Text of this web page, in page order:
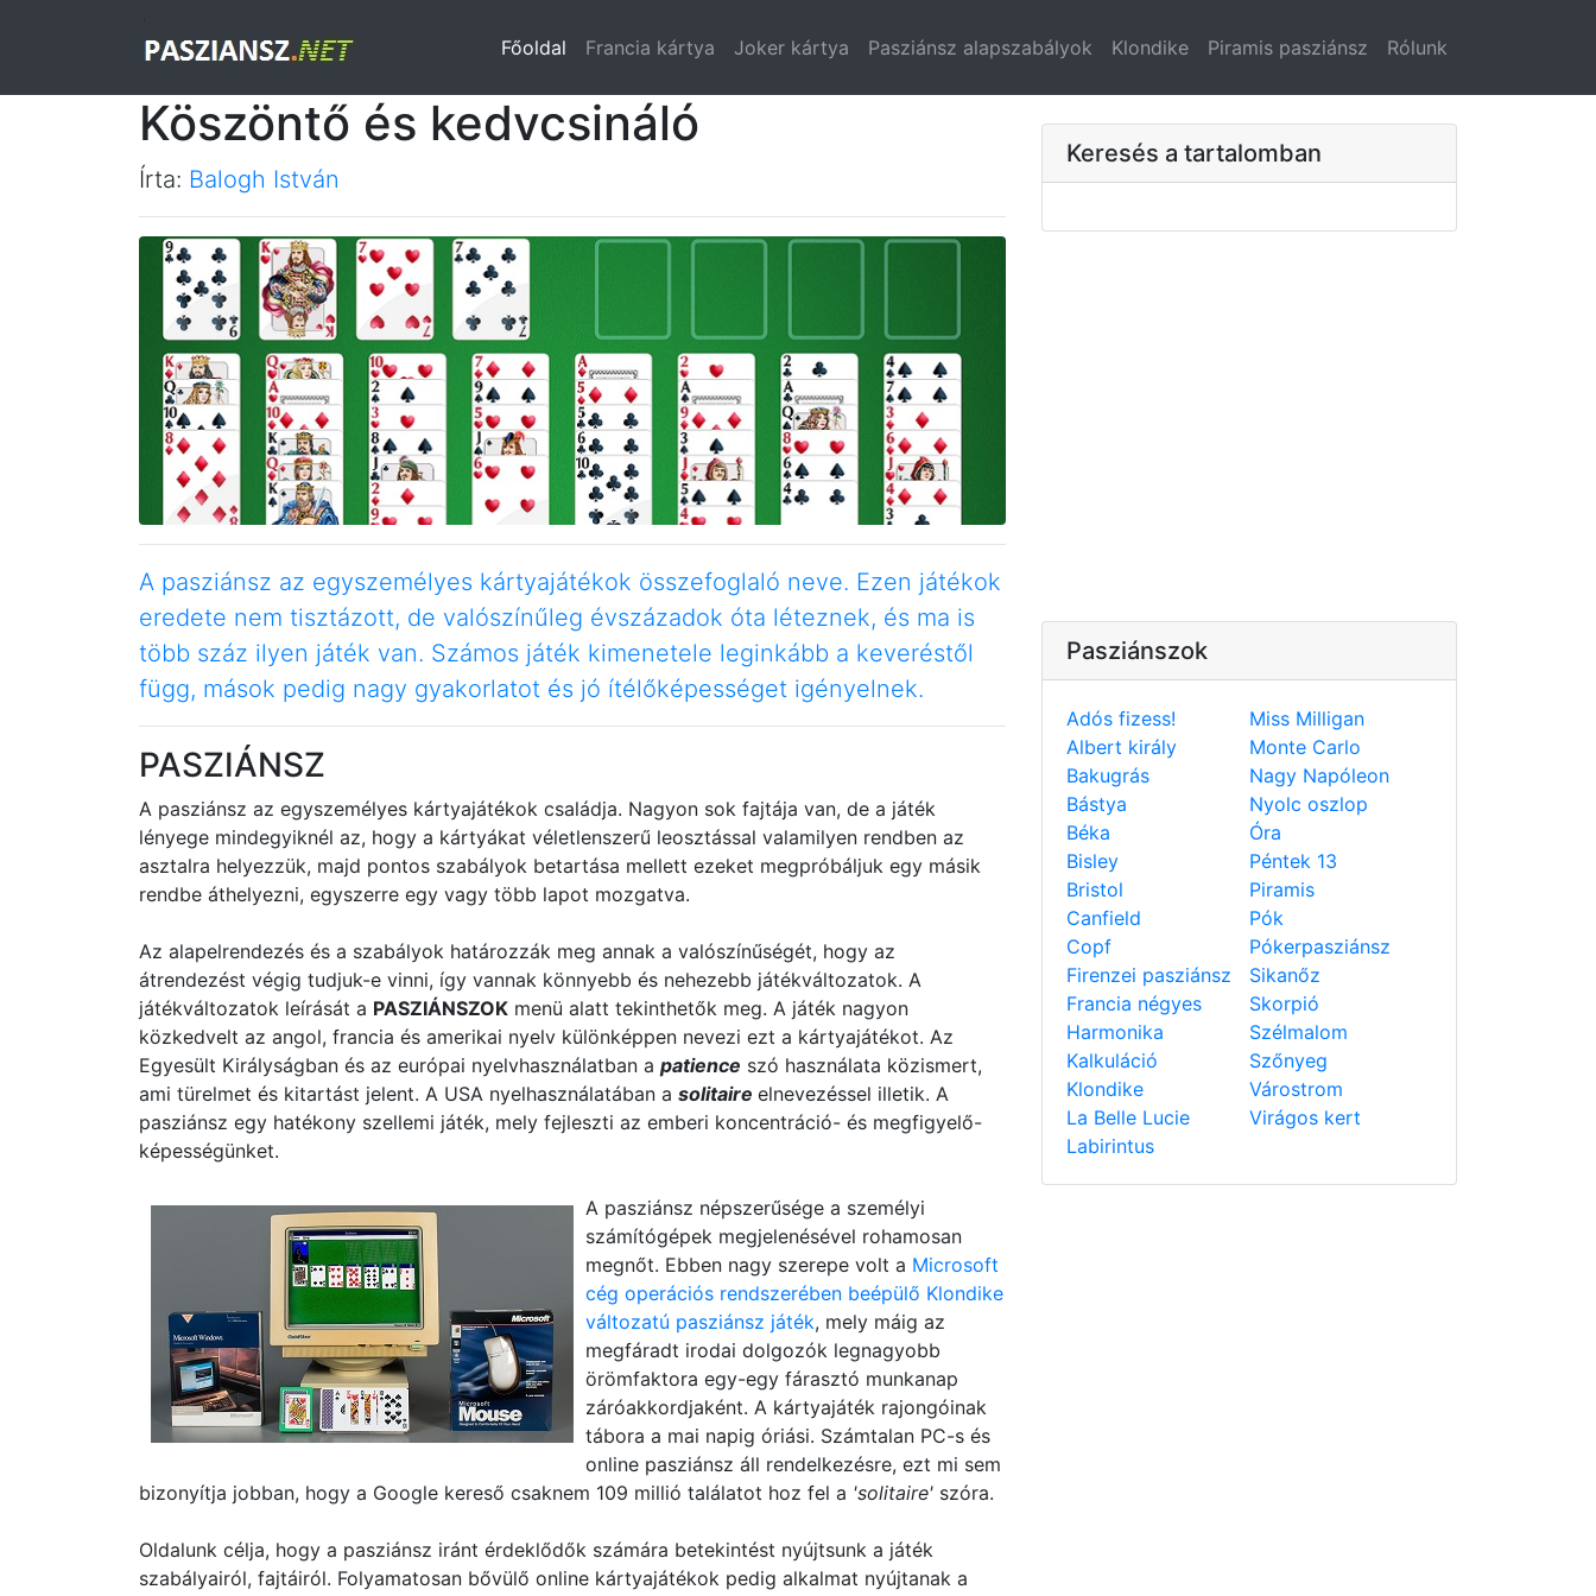
Főoldal Francia kártya Joker kártya Pasziánsz alapszabályok Klondike Piramis pasziánsz Rólunk
Köszöntő és kedvcsináló
Írta: Balogh István
A pasziánsz az egyszemélyes kártyajátékok összefoglaló neve. Ezen játékok
eredete nem tisztázott, de valószínűleg évszázadok óta léteznek, és ma is
több száz ilyen játék van. Számos játék kimenetele leginkább a keveréstől
függ, mások pedig nagy gyakorlatot és jó ítélőképességet igényelnek.
PASZIÁNSZ
A pasziánsz az egyszemélyes kártyajátékok családja. Nagyon sok fajtája van, de a játék
lényege mindegyiknél az, hogy a kártyákat véletlenszerű leosztással valamilyen rendben az
asztalra helyezzük, majd pontos szabályok betartása mellett ezeket megpróbáljuk egy másik
rendbe áthelyezni, egyszerre egy vagy több lapot mozgatva.
Az alapelrendezés és a szabályok határozzák meg annak a valószínűségét, hogy az
átrendezést végig tudjuk-e vinni, így vannak könnyebb és nehezebb játékváltozatok. A
játékváltozatok leírását a PASZIÁNSZOK menü alatt tekinthetők meg. A játék nagyon
közkedvelt az angol, francia és amerikai nyelv különképpen nevezi ezt a kártyajátékot. Az
Egyesült Királyságban és az európai nyelvhasználatban a patience szó használata közismert,
ami türelmet és kitartást jelent. A USA nyelhasználatában a solitaire elnevezéssel illetik. A
pasziánsz egy hatékony szellemi játék, mely fejleszti az emberi koncentráció- és megfigyelő-
képességünket.
A pasziánsz népszerűsége a személyi
számítógépek megjelenésével rohamosan
megnőt. Ebben nagy szerepe volt a Microsoft
cég operációs rendszerében beépülő Klondike
változatú pasziánsz játék, mely máig az
megfáradt irodai dolgozók legnagyobb
örömfaktora egy-egy fárasztó munkanap
záróakkordjaként. A kártyajáték rajongóinak
tábora a mai napig óriási. Számtalan PC-s és
online pasziánsz áll rendelkezésre, ezt mi sem
bizonyítja jobban, hogy a Google kereső csaknem 109 millió találatot hoz fel a 'solitaire' szóra.
Oldalunk célja, hogy a pasziánsz iránt érdeklődők számára betekintést nyújtsunk a játék
szabályairól, fajtáiról. Folyamatosan bővülő online kártyajátékok pedig alkalmat nyújtanak a
Keresés a tartalomban
Pasziánszok
Adós fizess!
Albert király
Bakugrás
Bástya
Béka
Bisley
Bristol
Canfield
Copf
Firenzei pasziánsz
Francia négyes
Harmonika
Kalkuláció
Klondike
La Belle Lucie
Labirintus
Miss Milligan
Monte Carlo
Nagy Napóleon
Nyolc oszlop
Óra
Péntek 13
Piramis
Pók
Pókerpasziánsz
Sikanőz
Skorpió
Szélmalom
Szőnyeg
Várostrom
Virágos kert